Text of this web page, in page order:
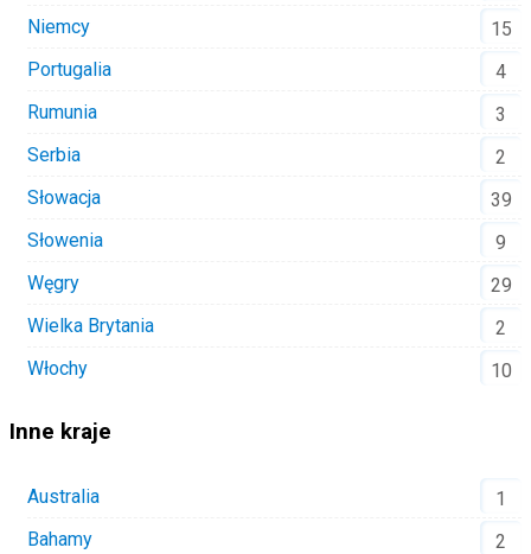
Niemcy
15
Portugalia
4
Rumunia
3
Serbia
2
Słowacja
39
Słowenia
9
Węgry
29
Wielka Brytania
2
Włochy
10
Inne kraje
Australia
1
Bahamy
2